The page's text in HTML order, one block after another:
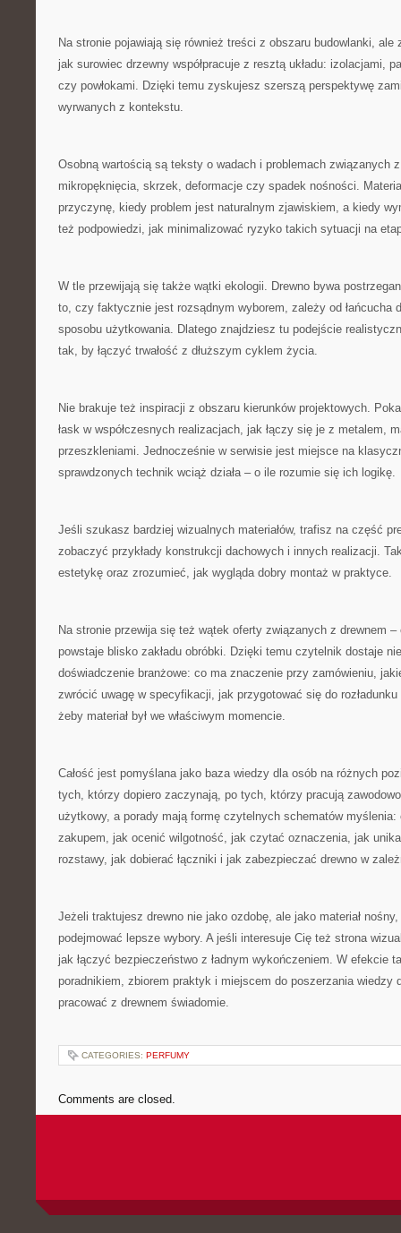
Na stronie pojawiają się również treści z obszaru budowlanki,
jak surowiec drzewny współpracuje z resztą układu: izolacjami,
czy powłokami. Dzięki temu zyskujesz szerszą perspektywę
wyrwanych z kontekstu.
Osobną wartością są teksty o wadach i problemach związanych
mikropęknięcia, skrzek, deformacje czy spadek nośności.
przyczynę, kiedy problem jest naturalnym zjawiskiem, a kiedy
też podpowiedzi, jak minimalizować ryzyko takich sytuacji na
W tle przewijają się także wątki ekologii. Drewno bywa
to, czy faktycznie jest rozsądnym wyborem, zależy od łańcucha
sposobu użytkowania. Dlatego znajdziesz tu podejście
tak, by łączyć trwałość z dłuższym cyklem życia.
Nie brakuje też inspiracji z obszaru kierunków projektowych.
łask w współczesnych realizacjach, jak łączy się je z metalem,
przeszkleniami. Jednocześnie w serwisie jest miejsce na
sprawdzonych technik wciąż działa – o ile rozumie się ich logikę.
Jeśli szukasz bardziej wizualnych materiałów, trafisz na część
zobaczyć przykłady konstrukcji dachowych i innych realizacji.
estetykę oraz zrozumieć, jak wygląda dobry montaż w praktyce.
Na stronie przewija się też wątek oferty związanych z drewnem
powstaje blisko zakładu obróbki. Dzięki temu czytelnik dostaje
doświadczenie branżowe: co ma znaczenie przy zamówieniu,
zwrócić uwagę w specyfikacji, jak przygotować się do rozładunku
żeby materiał był we właściwym momencie.
Całość jest pomyślana jako baza wiedzy dla osób na różnych
tych, którzy dopiero zaczynają, po tych, którzy pracują
użytkowy, a porady mają formę czytelnych schematów myślenia:
zakupem, jak ocenić wilgotność, jak czytać oznaczenia, jak
rozstawy, jak dobierać łączniki i jak zabezpieczać drewno w
Jeżeli traktujesz drewno nie jako ozdobę, ale jako materiał
podejmować lepsze wybory. A jeśli interesuje Cię też strona
jak łączyć bezpieczeństwo z ładnym wykończeniem. W efekcie
poradnikiem, zbiorem praktyk i miejscem do poszerzania wiedzy
pracować z drewnem świadomie.
CATEGORIES: PERFUMY
Comments are closed.